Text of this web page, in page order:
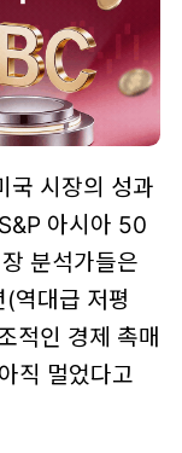
국 시장의 성과
아시아 50
분석가들은
역대급 저평
적인 경제 촉매
직 멀었다고